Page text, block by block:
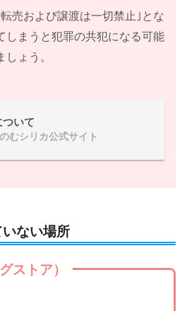
売および譲渡は一切禁止｣とな
しまうと犯罪の共犯になる可能
ょう。
いて
むシリカ公式サイト
ない場所
ストア）